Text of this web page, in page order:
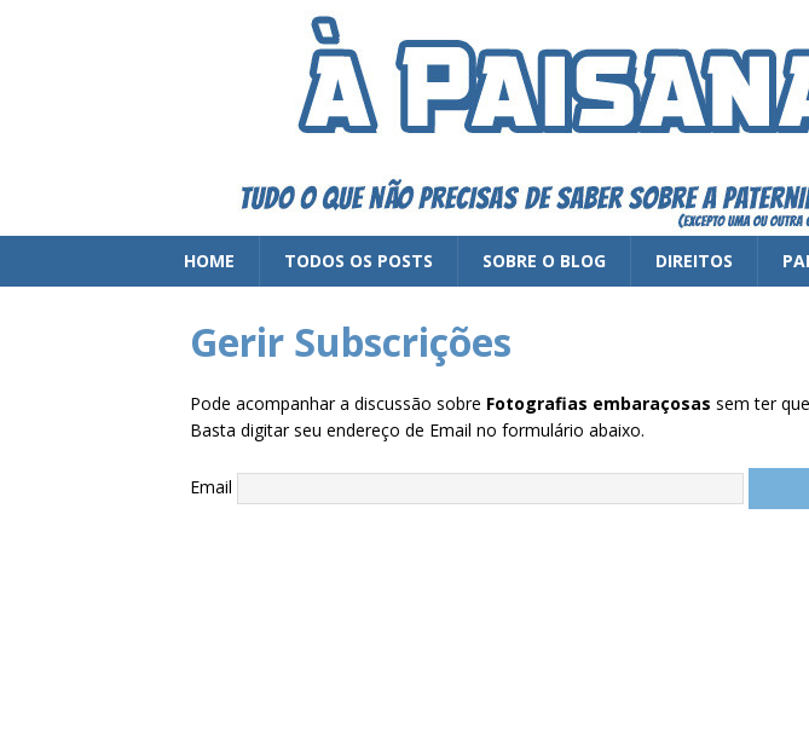
HOME TODOS OS POSTS SOBRE O BLOG DIREITOS
Gerir Subscrições
Pode acompanhar a discussão sobre Fotografias embaraçosas sem ter
Basta digitar seu endereço de Email no formulário abaixo.
Email